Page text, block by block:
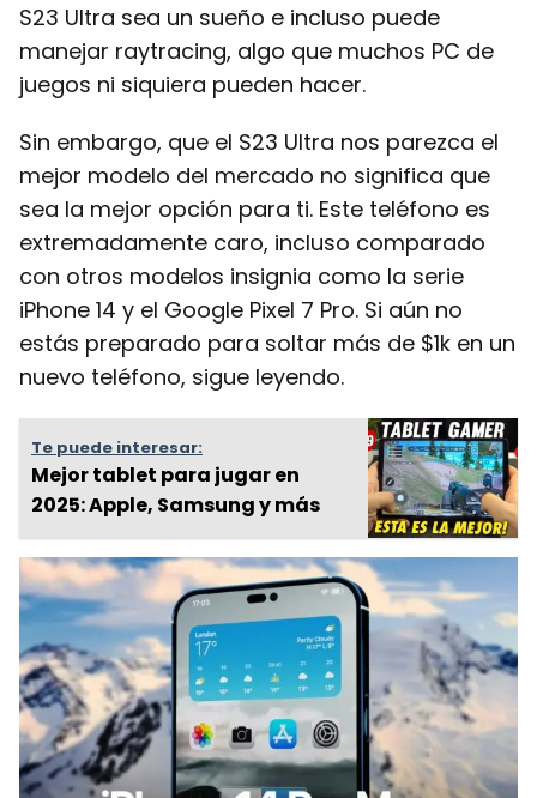
S23 Ultra sea un sueño e incluso puede
manejar raytracing, algo que muchos PC de
juegos ni siquiera pueden hacer.
Sin embargo, que el S23 Ultra nos parezca el
mejor modelo del mercado no significa que
sea la mejor opción para ti. Este teléfono es
extremadamente caro, incluso comparado
con otros modelos insignia como la serie
iPhone 14 y el Google Pixel 7 Pro. Si aún no
estás preparado para soltar más de $1k en un
nuevo teléfono, sigue leyendo.
Te puede interesar:
Mejor tablet para jugar en
2025: Apple, Samsung y más